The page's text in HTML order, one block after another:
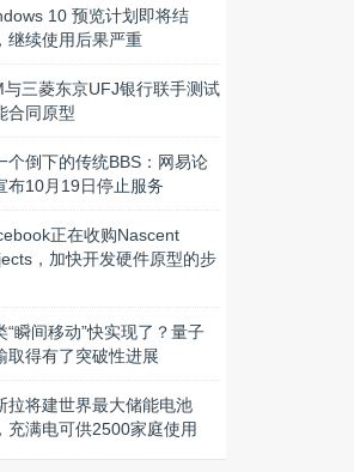
10 预览计划即将结
继续使用后果严重
与三菱东京UFJ银行联手测试
合同原型
个倒下的传统BBS：网易论
布10月19日停止服务
正在收购Nascent
，加快开发硬件原型的步
“瞬间移动”快实现了？量子
取得有了突破性进展
拉将建世界最大储能电池
充满电可供2500家庭使用